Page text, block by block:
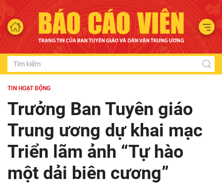
TIN HOẠT ĐỘNG
Trưởng Ban Tuyên giáo
Trung ương dự khai mạc
Triển lãm ảnh “Tự hào
một dải biên cương”